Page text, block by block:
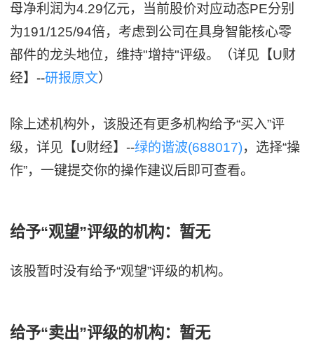
母净利润为4.29亿元，当前股价对应动态PE分别
为191/125/94倍，考虑到公司在具身智能核心零
部件的龙头地位，维持"增持"评级。（详见【U财
经】--研报原文）
除上述机构外，该股还有更多机构给予“买入”评
级，详见【U财经】--绿的谐波(688017)，选择“操
作”，一键提交你的操作建议后即可查看。
给予“观望”评级的机构：暂无
该股暂时没有给予“观望”评级的机构。
给予“卖出”评级的机构：暂无